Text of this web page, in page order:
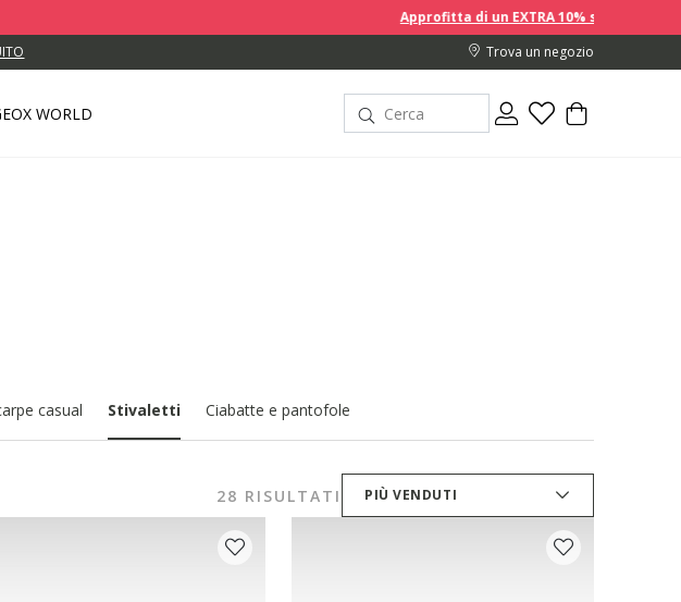
Approfitta di un EXTRA 10% sui prezzi scontati
Trova un negozio
WORLD
casual Stivaletti Ciabatte e pantofole
28 RISULTATI PIÙ VENDUTI